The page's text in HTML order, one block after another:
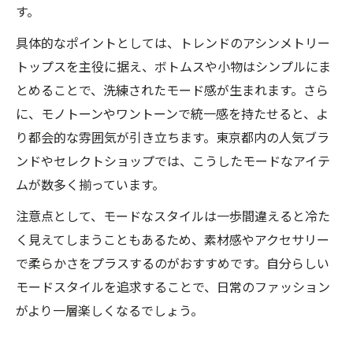
す。
具体的なポイントとしては、トレンドのアシンメトリー
トップスを主役に据え、ボトムスや小物はシンプルにま
とめることで、洗練されたモード感が生まれます。さら
に、モノトーンやワントーンで統一感を持たせると、よ
り都会的な雰囲気が引き立ちます。東京都内の人気ブラ
ンドやセレクトショップでは、こうしたモードなアイテ
ムが数多く揃っています。
注意点として、モードなスタイルは一歩間違えると冷た
く見えてしまうこともあるため、素材感やアクセサリー
で柔らかさをプラスするのがおすすめです。自分らしい
モードスタイルを追求することで、日常のファッション
がより一層楽しくなるでしょう。